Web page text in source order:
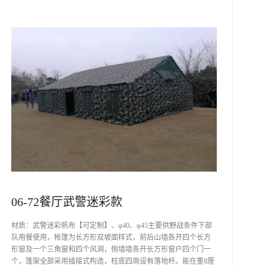
06-72餐厅武警迷彩款
材质：武警迷彩帆布【可定制】、φ40、φ45主要供野战条件下部
队用餐使用，帐篷为长方形双坡面样式，前后山墙各开四个长方
形窗及一个三角窗和四个风洞，侧墙墙各开长方形窗户四个门一
个，篷架全部采用插接式构造，柱底四周设有落地杆。能在重8厘